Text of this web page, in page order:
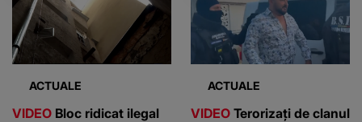
ACTUALE
VIDEO Bloc ridicat ilegal
ACTUALE
VIDEO Terorizați de clanul